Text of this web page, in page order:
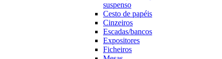
suspenso
Cesto de papéis
Cinzeiros
Escadas/bancos
Expositores
Ficheiros